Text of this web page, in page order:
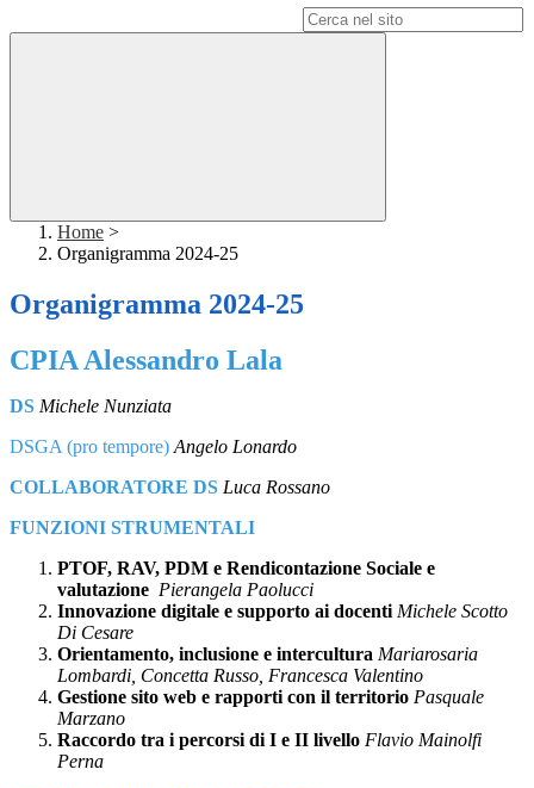
Home >
Organigramma 2024-25
Organigramma 2024-25
CPIA Alessandro Lala
DS Michele Nunziata
DSGA (pro tempore) Angelo Lonardo
COLLABORATORE DS Luca Rossano
FUNZIONI STRUMENTALI
PTOF, RAV, PDM e Rendicontazione Sociale e
valutazione Pierangela Paolucci
Innovazione digitale e supporto ai docenti Michele Scotto
Di Cesare
Orientamento, inclusione e intercultura Mariarosaria
Lombardi, Concetta Russo, Francesca Valentino
Gestione sito web e rapporti con il territorio Pasquale
Marzano
Raccordo tra i percorsi di I e II livello Flavio Mainolfi
Perna